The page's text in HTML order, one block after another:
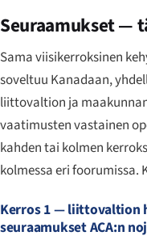
Seuraamukset —
Sama viisikerroksinen
soveltuu Kanadaan,
liittovaltion ja
vaatimusten vastainen
kahden tai kolmen
kolmessa eri foorumissa.
Kerros 1 — liittovaltion
seuraamukset ACA:n